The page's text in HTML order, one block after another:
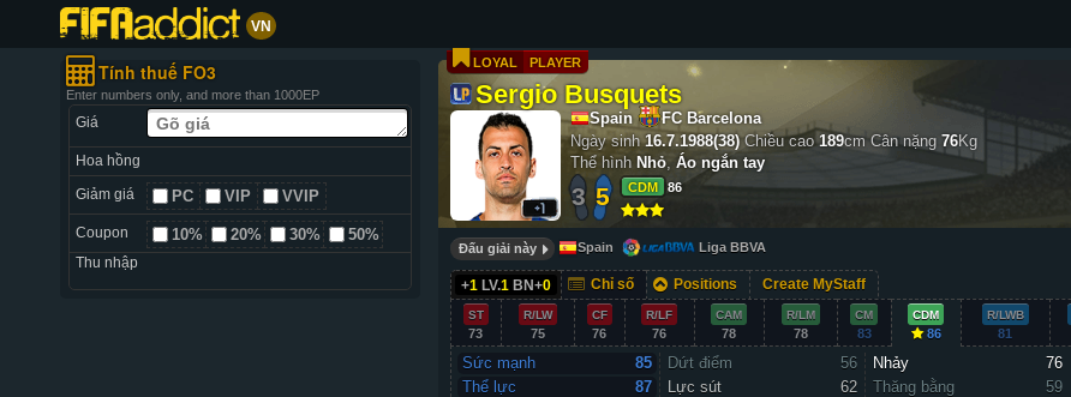
VN
Tính thuế FO3
Enter numbers only, and more than 1000EP
Giá
Hoa hồng
Giảm giá
PC VIP VVIP
Coupon 10% 20% 30% 50%
Thu nhập
Sergio Busquets
LOYAL PLAYER
Spain
FC Barcelona
Ngày sinh 16.7.1988(38) Chiều cao 189cmCân nặng 76Kg
Thể hình Nhỏ, Áo ngắn tay
3 5 CDM 86
Đấu giải này Spain Liga BBVA
+1 LV.1 BN+0 Chỉ số Positions Create MyStaff
ST
73
R/LW
75
CF
76
R/LF
76
CAM
78
R/LM
78
CM
83
CDM
86
R/LWB
81
Sức mạnh
85
Thể lực
87
Dứt điểm
56
Lực sút
62
Nhảy
76
Thăng bằng
59